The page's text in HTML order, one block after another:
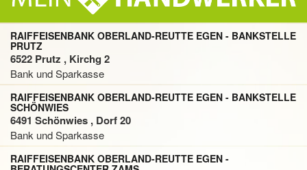
RAIFFEISENBANK OBERLAND-REUTTE EGEN - BANKSTELLE
PRUTZ
6522 Prutz , Kirchg 2
Bank und Sparkasse
RAIFFEISENBANK OBERLAND-REUTTE EGEN - BANKSTELLE
SCHÖNWIES
6491 Schönwies , Dorf 20
Bank und Sparkasse
RAIFFEISENBANK OBERLAND-REUTTE EGEN -